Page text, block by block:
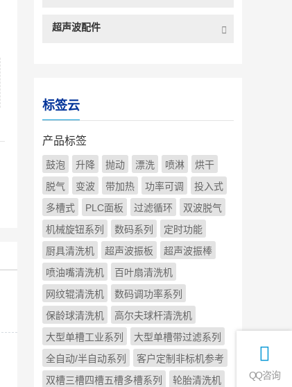
超声波配件
标签云
产品标签
鼓泡 升降 抛动 漂洗 喷淋
烘干
脱气
变波 带加热 功率可调
投入式
多槽式
PLC面板 过滤循环
双波脱气
机械旋钮系列
数码系列
定时功能
厨具清洗机
超声波振板
超声波振棒
喷油嘴清洗机
百叶扇清洗机
网纹辊清洗机
数码调功率系列
保龄球清洗机
高尔夫球杆清洗机
大型单槽工业系列
大型单槽带过滤系列
全自动/半自动系列
客户定制非标机参考
双槽三槽四槽五槽多槽系列
轮胎清洗机
QQ咨询